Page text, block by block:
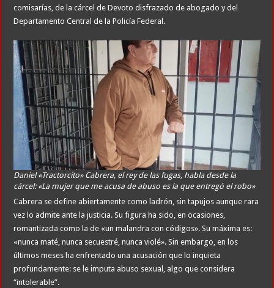
comisarías, de la cárcel de Devoto disfrazado de abogado y del
Departamento Central de la Policía Federal.
Daniel «Tractorcito» Cabrera, el rey de las fugas, habla desde la
cárcel: «La mujer que me acusa de abuso es la que entregó el robo»
Cabrera se define abiertamente como ladrón, sin tapujos aunque rara
vez lo admite ante la justicia. Su figura ha sido, en ocasiones,
romantizada como la de «un malandra con códigos». Su máxima es:
«nunca maté, nunca secuestré, nunca violé». Sin embargo, en los
últimos meses ha enfrentado una acusación que lo inquieta
profundamente: se le imputa abuso sexual, algo que considera
“intolerable”.